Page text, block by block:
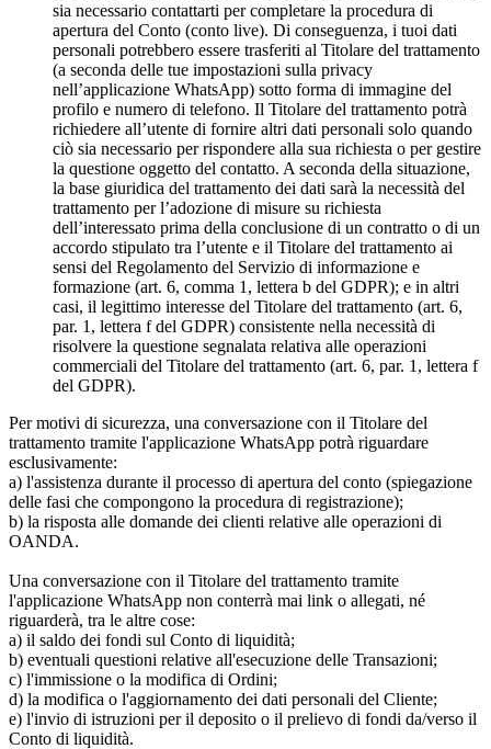
sia necessario contattarti per completare la procedura di
apertura del Conto (conto live). Di conseguenza, i tuoi dati
personali potrebbero essere trasferiti al Titolare del trattamento
(a seconda delle tue impostazioni sulla privacy
nell’applicazione WhatsApp) sotto forma di immagine del
profilo e numero di telefono. Il Titolare del trattamento potrà
richiedere all’utente di fornire altri dati personali solo quando
ciò sia necessario per rispondere alla sua richiesta o per gestire
la questione oggetto del contatto. A seconda della situazione,
la base giuridica del trattamento dei dati sarà la necessità del
trattamento per l’adozione di misure su richiesta
dell’interessato prima della conclusione di un contratto o di un
accordo stipulato tra l’utente e il Titolare del trattamento ai
sensi del Regolamento del Servizio di informazione e
formazione (art. 6, comma 1, lettera b del GDPR); e in altri
casi, il legittimo interesse del Titolare del trattamento (art. 6,
par. 1, lettera f del GDPR) consistente nella necessità di
risolvere la questione segnalata relativa alle operazioni
commerciali del Titolare del trattamento (art. 6, par. 1, lettera f
del GDPR).
Per motivi di sicurezza, una conversazione con il Titolare del
trattamento tramite l'applicazione WhatsApp potrà riguardare
esclusivamente:
a) l'assistenza durante il processo di apertura del conto (spiegazione
delle fasi che compongono la procedura di registrazione);
b) la risposta alle domande dei clienti relative alle operazioni di
OANDA.
Una conversazione con il Titolare del trattamento tramite
l'applicazione WhatsApp non conterrà mai link o allegati, né
riguarderà, tra le altre cose:
a) il saldo dei fondi sul Conto di liquidità;
b) eventuali questioni relative all'esecuzione delle Transazioni;
c) l'immissione o la modifica di Ordini;
d) la modifica o l'aggiornamento dei dati personali del Cliente;
e) l'invio di istruzioni per il deposito o il prelievo di fondi da/verso il
Conto di liquidità.